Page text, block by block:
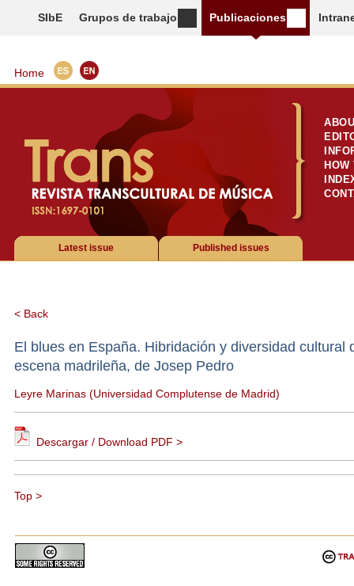
SIbE Grupos de trabajo Publicaciones
Home
Published issues
Latest issue
< Back
El blues en España. Hibridación y diversidad cultural
escena madrileña, de Josep Pedro
Leyre Marinas (Universidad Complutense de Madrid)
Descargar / Download PDF >
Top >